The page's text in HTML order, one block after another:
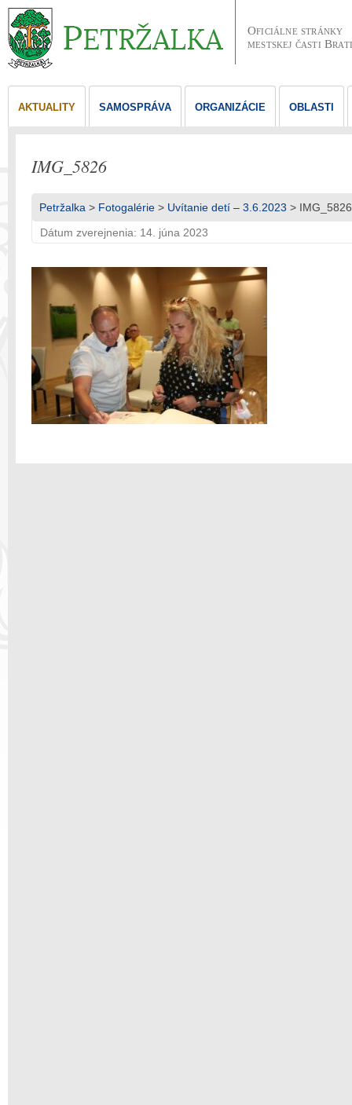
Oficiálne stránky
mestskej časti
AKTUALITY SAMOSPRÁVA ORGANIZÁCIE OBLASTI
IMG_5826
Petržalka > Fotogalérie > Uvítanie detí – 3.6.2023 > IMG_5826
Dátum zverejnenia: 14. júna 2023